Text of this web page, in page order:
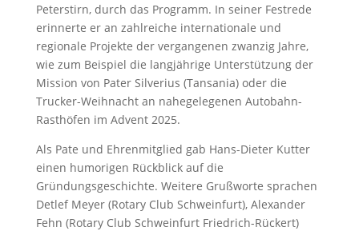
Peterstirn, durch das Programm. In seiner Festrede
erinnerte er an zahlreiche internationale und
regionale Projekte der vergangenen zwanzig Jahre,
wie zum Beispiel die langjährige Unterstützung der
Mission von Pater Silverius (Tansania) oder die
Trucker-Weihnacht an nahegelegenen Autobahn-
Rasthöfen im Advent 2025.
Als Pate und Ehrenmitglied gab Hans-Dieter Kutter
einen humorigen Rückblick auf die
Gründungsgeschichte. Weitere Grußworte sprachen
Detlef Meyer (Rotary Club Schweinfurt), Alexander
Fehn (Rotary Club Schweinfurt Friedrich-Rückert)